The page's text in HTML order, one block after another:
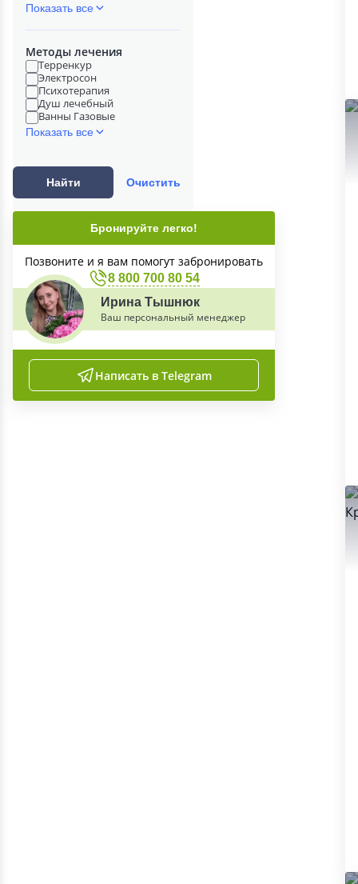
Показать все
Методы лечения
Терренкур
Электросон
Психотерапия
Душ лечебный
Ванны Газовые
Показать все
Найти Очистить
Бронируйте легко!
Позвоните и я вам помогут забронировать
8 800 700 80 54
Ирина Тышнюк
Ваш персональный менеджер
Написать в Telegram